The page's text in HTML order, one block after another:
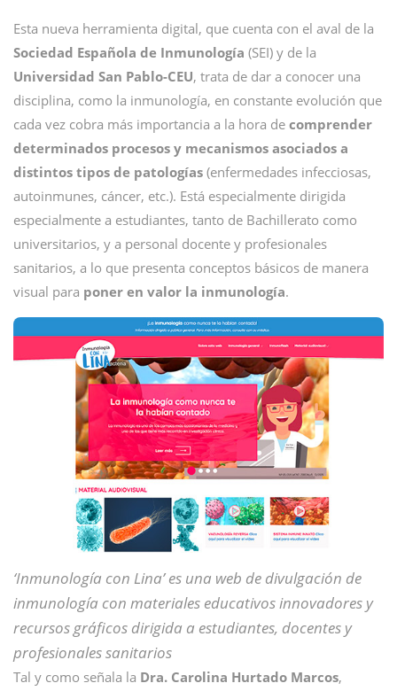
Esta nueva herramienta digital, que cuenta con el aval de la
Sociedad Española de Inmunología (SEI) y de la
Universidad San Pablo-CEU, trata de dar a conocer una
disciplina, como la inmunología, en constante evolución que
cada vez cobra más importancia a la hora de comprender
determinados procesos y mecanismos asociados a
distintos tipos de patologías (enfermedades infecciosas,
autoinmunes, cáncer, etc.). Está especialmente dirigida
especialmente a estudiantes, tanto de Bachillerato como
universitarios, y a personal docente y profesionales
sanitarios, a lo que presenta conceptos básicos de manera
visual para poner en valor la inmunología.
‘Inmunología con Lina’ es una web de divulgación de
inmunología con materiales educativos innovadores y
recursos gráficos dirigida a estudiantes, docentes y
profesionales sanitarios
Tal y como señala la Dra. Carolina Hurtado Marcos,